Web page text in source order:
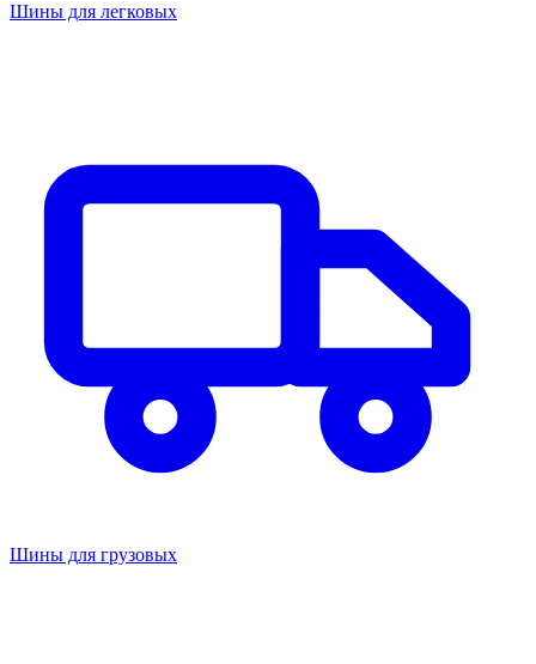
Шины для легковых
Шины для грузовых